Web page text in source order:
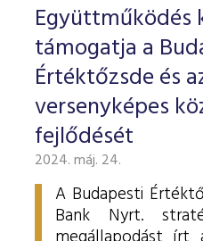
Együttműködés
támogatja a
Értéktőzsde és
versenyképes
fejlődését
2024. máj. 24.
A Budapesti
Bank Nyrt.